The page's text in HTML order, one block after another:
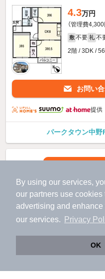
By using our services,
our partners use cookies
advertising and
our services.
Privacy
OK
アプリに切り替えて
会員登録なしですぐ使え
4.3万円
（管理費4,300
敷 不要 礼 不
2階 / 3DK /
お問い
提供
パークタウン中野